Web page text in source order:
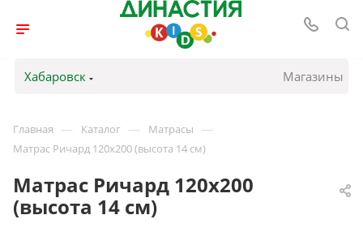
Хабаровск Магазины
Главная — Каталог — Матрасы —
Матрас Ричард 120х200 (высота 14 см)
Матрас Ричард 120х200
(высота 14 см)